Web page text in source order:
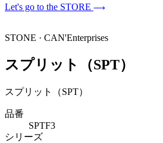
Let's go to the STORE
STONE · CAN'Enterprises
スプリット（SPT）
スプリット（SPT）
品番
SPTF3
シリーズ